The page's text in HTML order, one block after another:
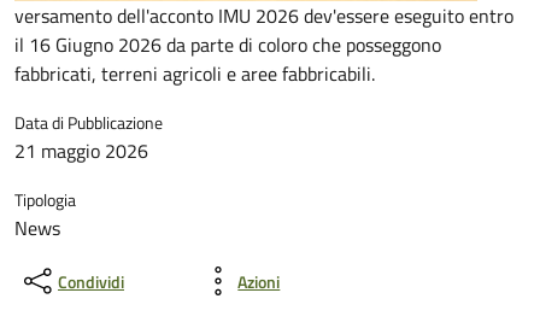
versamento dell'acconto IMU 2026 dev'essere eseguito entro
il 16 Giugno 2026 da parte di coloro che posseggono
fabbricati, terreni agricoli e aree fabbricabili.
Data di Pubblicazione
21 maggio 2026
Tipologia
News
Condividi Azioni